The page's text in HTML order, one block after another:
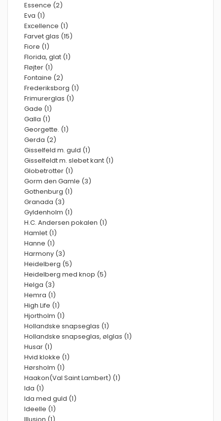
Essence (2)
Eva (1)
Excellence (1)
Farvet glas (15)
Fiore (1)
Florida, glat (1)
Fløjter (1)
Fontaine (2)
Frederiksborg (1)
Frimurerglas (1)
Gade (1)
Galla (1)
Georgette. (1)
Gerda (2)
Gisselfeld m. guld (1)
Gisselfeldt m. slebet kant (1)
Globetrotter (1)
Gorm den Gamle (3)
Gothenburg (1)
Granada (3)
Gyldenholm (1)
H.C. Andersen pokalen (1)
Hamlet (1)
Hanne (1)
Harmony (3)
Heidelberg (5)
Heidelberg med knop (5)
Helga (3)
Hemra (1)
High Life (1)
Hjortholm (1)
Hollandske snapseglas (1)
Hollandske snapseglas, ølglas (1)
Husar (1)
Hvid klokke (1)
Hørsholm (1)
Haakon(Val Saint Lambert) (1)
Ida (1)
Ida med guld (1)
Ideelle (1)